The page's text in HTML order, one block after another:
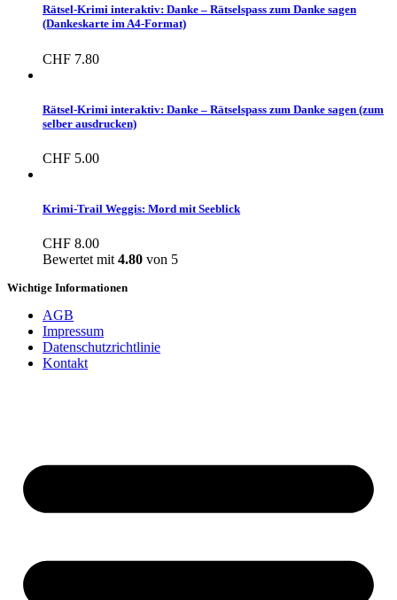
Rätsel-Krimi interaktiv: Danke – Rätselspass zum Danke sagen
(Dankeskarte im A4-Format)
CHF 7.80
Rätsel-Krimi interaktiv: Danke – Rätselspass zum Danke sagen (zum
selber ausdrucken)
CHF 5.00
Krimi-Trail Weggis: Mord mit Seeblick
CHF 8.00
Bewertet mit 4.80 von 5
Wichtige Informationen
AGB
Impressum
Datenschutzrichtlinie
Kontakt